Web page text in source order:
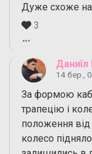
Дуже схоже на
3
14 бер.,
За формою
трапецію і
положення від
колесо